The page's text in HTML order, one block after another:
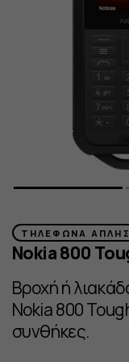
ΤΗΛΈΦΩΝΑ
Nokia 800
Βροχή ή
Nokia 800
συνθήκες.